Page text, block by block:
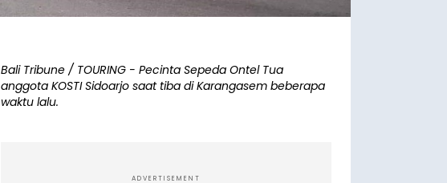
Bali Tribune / TOURING - Pecinta Sepeda Ontel Tua
anggota KOSTI Sidoarjo saat tiba di Karangasem beberapa
waktu lalu.
ADVERTISEMENT